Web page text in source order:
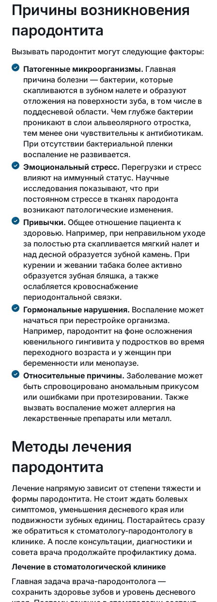
Причины возникновения
пародонтита
Вызывать пародонтит могут следующие факторы:
Патогенные микроорганизмы. Главная
причина болезни — бактерии, которые
скапливаются в зубном налете и образуют
отложения на поверхности зуба, в том числе в
поддесневой области. Чем глубже бактерии
проникают в слои альвеолярного отростка,
тем менее они чувствительны к антибиотикам.
При отсутствии бактериальной пленки
воспаление не развивается.
Эмоциональный стресс. Перегрузки и стресс
влияют на иммунный статус. Научные
исследования показывают, что при
постоянном стрессе в тканях пародонта
возникают патологические изменения.
Привычки. Общее отношение пациента к
здоровью. Например, при неправильном уходе
за полостью рта скапливается мягкий налет и
над десной образуется зубной камень. При
курении и жевании табака более активно
образуется зубная бляшка, а также
ослабляется кровоснабжение
периодонтальной связки.
Гормональные нарушения. Воспаление может
начаться при перестройке организма.
Например, пародонтит на фоне осложнения
ювенильного гингивита у подростков во время
переходного возраста и у женщин при
беременности или менопаузе.
Относительные причины. Заболевание может
быть спровоцировано аномальным прикусом
или ошибками при протезировании. Также
вызвать воспаление может аллергия на
лекарственные препараты или металл.
Методы лечения
пародонтита
Лечение напрямую зависит от степени тяжести и
формы пародонтита. Не стоит ждать болевых
симптомов, уменьшения десневого края или
подвижности зубных единиц. Постарайтесь сразу
же обратиться к стоматологу-пародонтологу в
клинике. А после консультации, диагностики и
совета врача продолжайте профилактику дома.
Лечение в стоматологической клинике
Главная задача врача-пародонтолога —
сохранить здоровье зубов и уровень десневого